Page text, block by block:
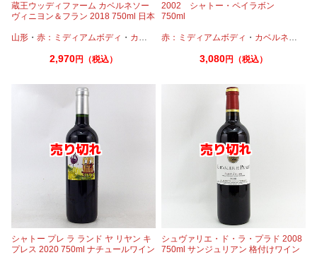
蔵王ウッディファーム カベルネソー
ヴィニヨン＆フラン 2018 750ml 日本
山形 ・ 赤：ミディアムボディ ・ カベルネ ・ カベルネフラン
2,970円（税込）
2002 シャトー・ペイラボン
750ml
赤：ミディアムボディ ・ カベルネ・
3,080円（税込）
シャトー プレ ラ ランド ヤ リヤン キ
プレス 2020 750ml ナチュールワイン
シュヴァリエ・ド・ラ・プラド 2008
750ml サンジュリアン 格付けワイン